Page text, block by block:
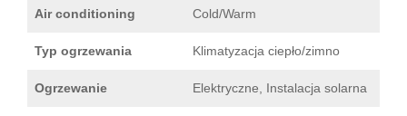
Air conditioning Cold/Warm
Typ ogrzewania Klimatyzacja ciepło/zimno
Ogrzewanie Elektryczne, Instalacja solarna